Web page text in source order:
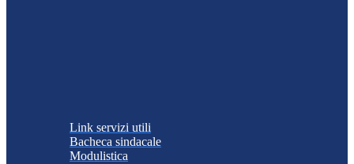
Link servizi utili
Bacheca sindacale
Modulistica